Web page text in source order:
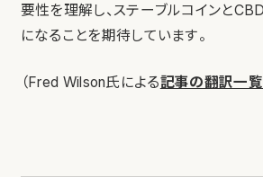
要性を理解し、ステーブルコインと
になることを期待しています。
（Fred Wilson氏による記事の翻訳一覧